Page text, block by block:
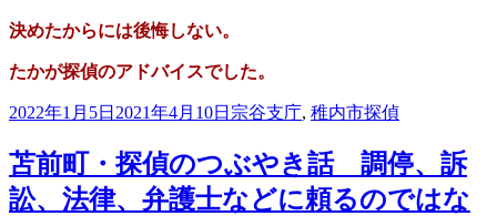
決めたからには後悔しない。
たかが探偵のアドバイスでした。
投
日:
2022年1月5日 2021年4月10日 カ
ゴ
リ
ー
宗谷支庁, 稚内市タ
探偵
苫前町・探偵のつぶやき話 調停、訴
訟、法律、弁護士などに頼るのではな